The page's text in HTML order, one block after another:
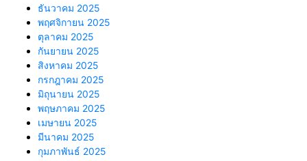
ธันวาคม 2025
พฤศจิกายน 2025
ตุลาคม 2025
กันยายน 2025
สิงหาคม 2025
กรกฎาคม 2025
มิถุนายน 2025
พฤษภาคม 2025
เมษายน 2025
มีนาคม 2025
กุมภาพันธ์ 2025